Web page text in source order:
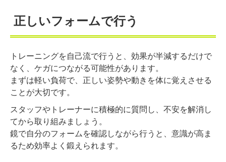
正しいフォームで行う
トレーニングを自己流で行うと、効果が半減するだけで
なく、ケガにつながる可能性があります。
まずは軽い負荷で、正しい姿勢や動きを体に覚えさせる
ことが大切です。
スタッフやトレーナーに積極的に質問し、不安を解消し
てから取り組みましょう。
鏡で自分のフォームを確認しながら行うと、意識が高ま
るため効率よく鍛えられます。